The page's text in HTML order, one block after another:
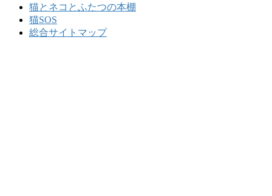
猫とネコとふたつの本棚
猫SOS
総合サイトマップ